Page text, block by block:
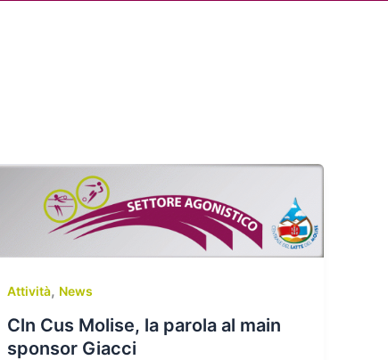
Attività, News
Cln Cus Molise, la parola al main
sponsor Giacci